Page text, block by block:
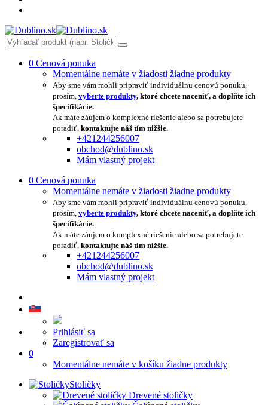
0 Cenová ponuka
Momentálne nemáte v žiadosti žiadne produkty
Aby sme vám mohli pripraviť individuálnu cenovú ponuku,
prosím, vyberte produkty, ktoré chcete naceniť, a doplňte ich
špecifikácie.
Ak máte záujem o komplexné riešenie alebo sa potrebujete
poradiť, kontaktujte náš tím nižšie.
+421244256007
obchod@dublino.sk
Mám vlastný projekt
0 Cenová ponuka
Momentálne nemáte v žiadosti žiadne produkty
Aby sme vám mohli pripraviť individuálnu cenovú ponuku,
prosím, vyberte produkty, ktoré chcete naceniť, a doplňte ich
špecifikácie.
Ak máte záujem o komplexné riešenie alebo sa potrebujete
poradiť, kontaktujte náš tím nižšie.
+421244256007
obchod@dublino.sk
Mám vlastný projekt
Prihlásiť sa
Zaregistrovať sa
0
Momentálne nemáte v košíku žiadne produkty
Stoličky
Drevené stoličky